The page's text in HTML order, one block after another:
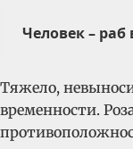
Человек –
Тяжело,
временности.